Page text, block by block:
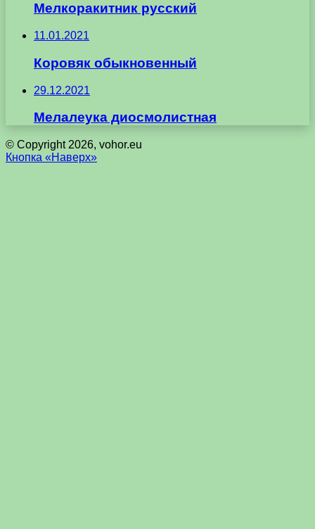
Мелкоракитник русский
11.01.2021
Коровяк обыкновенный
29.12.2021
Мелалеука диосмолистная
© Copyright 2026, vohor.eu
Кнопка «Наверх»